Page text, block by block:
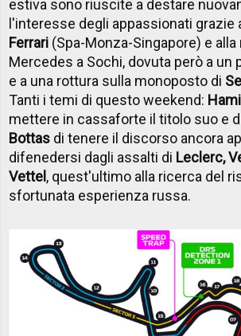
estiva sono riuscite a destare
l'interesse degli appassionati grazie
Ferrari (Spa-Monza-Singapore) e
Mercedes a Sochi, dovuta però a un
e a una rottura sulla monoposto di
Tanti i temi di questo weekend:
mettere in cassaforte il titolo suo e
Bottas di tenere il discorso ancora
difenedersi dagli assalti di Leclerc,
Vettel , quest'ultimo alla ricerca del
sfortunata esperienza russa.